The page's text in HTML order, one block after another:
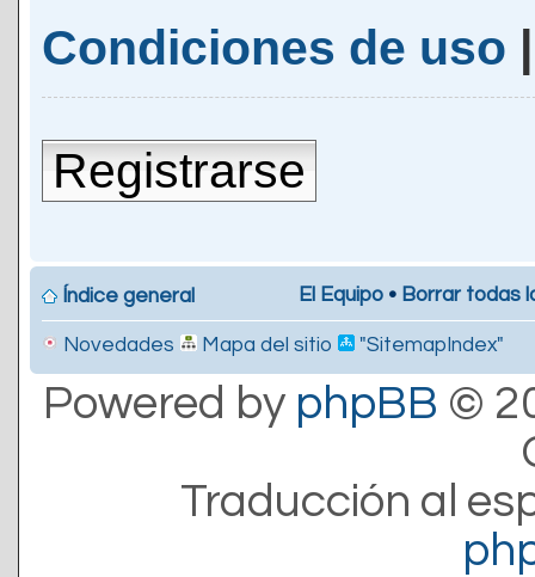
Condiciones de uso
Registrarse
Índice general El Equipo • Borrar todas
Novedades Mapa del sitio "SitemapIndex"
Powered by phpBB ©
Traducción al